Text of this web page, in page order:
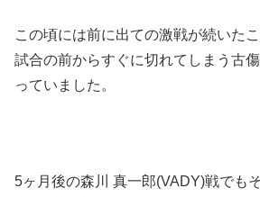
この頃には前に出ての激戦が続いたこ
試合の前からすぐに切れてしまう古
っていました。
5ヶ月後の森川 真一郎(VADY)戦でも